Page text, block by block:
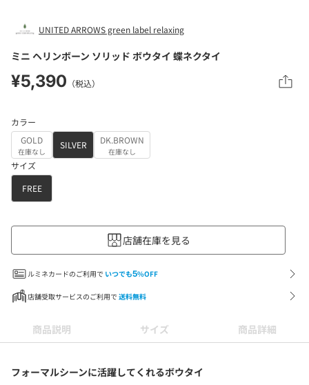
UNITED ARROWS green label relaxing
ミニ ヘリンボーン ソリッド ボウタイ 蝶ネクタイ
¥5,390 （税込）
カラー
GOLD
在庫なし
SILVER DK.BROWN
在庫なし
サイズ
FREE
店舗在庫を見る
ルミネカードのご利用で いつでも5%OFF
店舗受取サービスのご利用で 送料無料
商品説明 サイズ 商品詳細
フォーマルシーンに活躍してくれるボウタイ